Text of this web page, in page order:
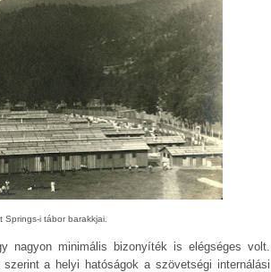
Springs-i tábor barakkjai.
nagyon minimális bizonyíték is elégséges volt.
a helyi hatóságok a szövetségi internálási